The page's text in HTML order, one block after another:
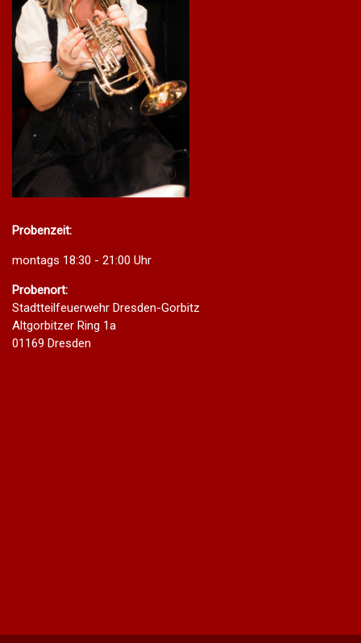
Probenzeit:
montags 18:30 - 21:00 Uhr
Probenort:
Stadtteilfeuerwehr Dresden-Gorbitz
Altgorbitzer Ring 1a
01169 Dresden